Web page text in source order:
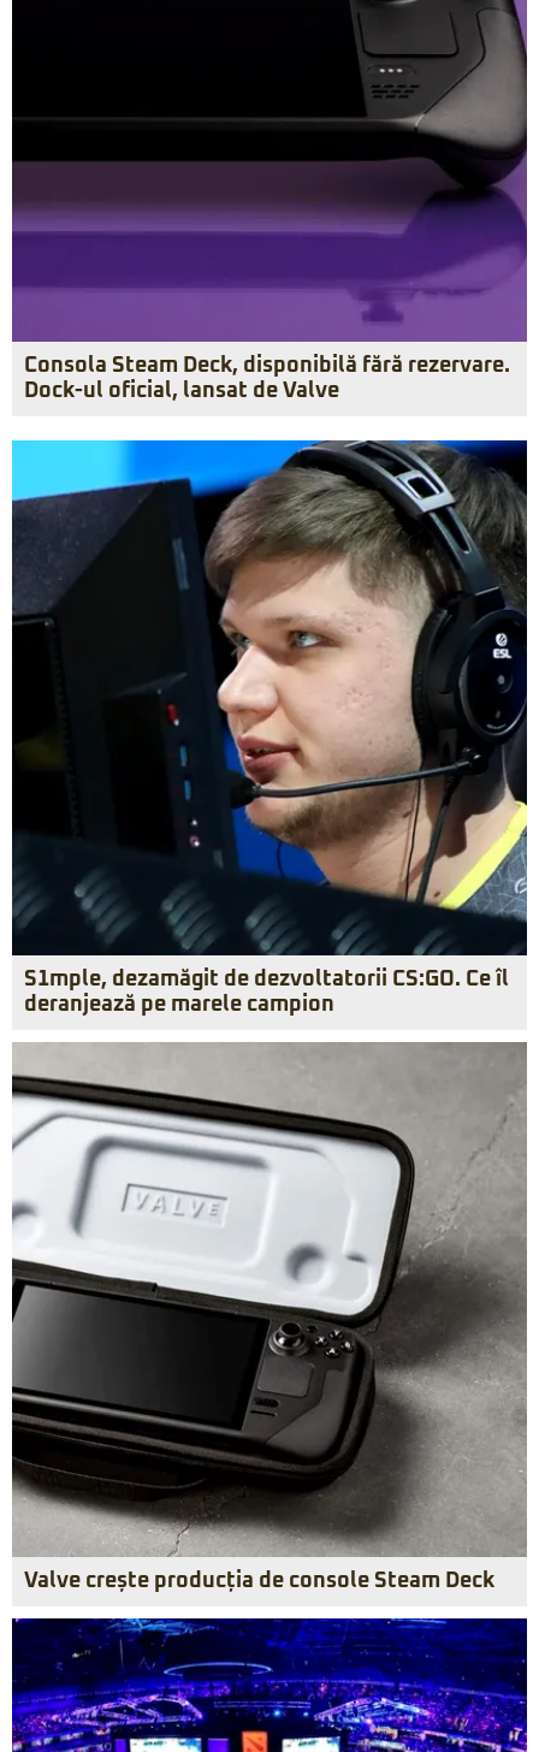
Consola Steam Deck, disponibilă fără rezervare.
Dock-ul oficial, lansat de Valve
S1mple, dezamăgit de dezvoltatorii CS:GO. Ce îl
deranjează pe marele campion
Valve crește producția de console Steam Deck